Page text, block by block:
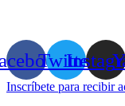
Twitter
Inscríbete para recibir